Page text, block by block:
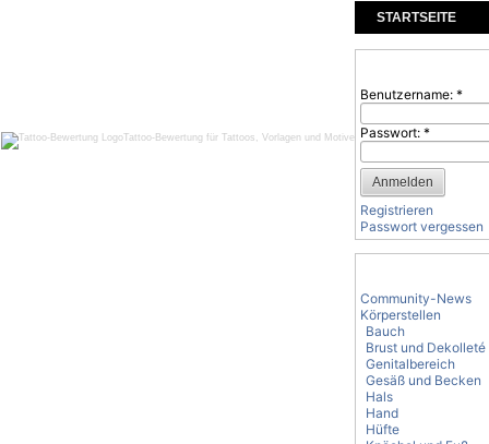
Tattoo-Bewertung für Tattoos, Vorlagen und Motive
STARTSEITE
KOMMENTARE
Benutzername: *
Passwort: *
Registrieren
Passwort vergessen
Community-News
Körperstellen
Bauch
Brust und Dekolleté
Genitalbereich
Gesäß und Becken
Hals
Hand
Hüfte